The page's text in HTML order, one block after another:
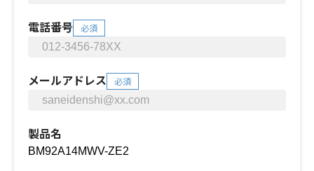
電話番号 必須
メールアドレス 必須
製品名